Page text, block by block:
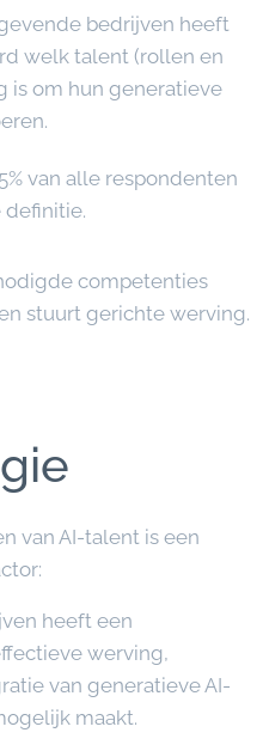
bedrijven heeft
welk talent (rollen en
is om hun generatieve
van alle respondenten
competenties
stuurt gerichte werving.
van AI-talent is een
heeft een
werving,
van generatieve AI-
maakt.